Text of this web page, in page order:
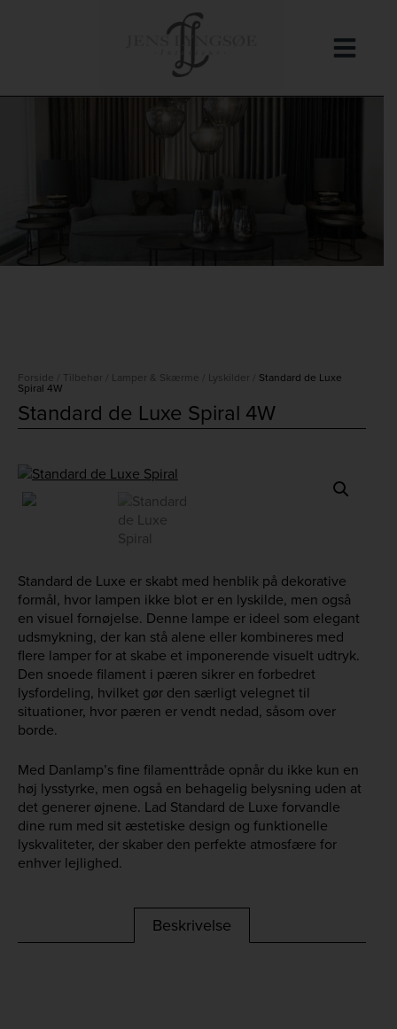
Forside Tilbehør Lamper & Skærme Lyskilder Standard de Luxe
Spiral 4W
Standard de Luxe Spiral 4W
Standard de Luxe er skabt med henblik på dekorative
formål, hvor lampen ikke blot er en lyskilde, men også
en visuel fornøjelse. Denne lampe er ideel som elegant
udsmykning, der kan stå alene eller kombineres med
flere lamper for at skabe et imponerende visuelt udtryk.
Den snoede filament i pæren sikrer en forbedret
lysfordeling, hvilket gør den særligt velegnet til
situationer, hvor pæren er vendt nedad, såsom over
borde.
Med Danlamp’s fine filamenttråde opnår du ikke kun en
høj lysstyrke, men også en behagelig belysning uden at
det generer øjnene. Lad Standard de Luxe forvandle
dine rum med sit æstetiske design og funktionelle
lyskvaliteter, der skaber den perfekte atmosfære for
enhver lejlighed.
Beskrivelse